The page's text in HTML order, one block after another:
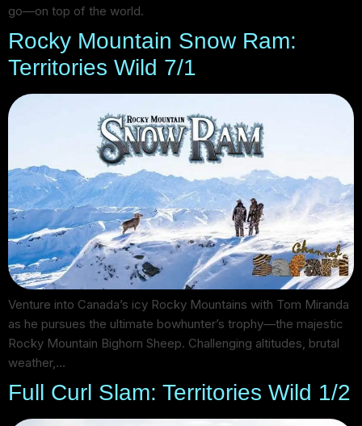
go—on top of the world.
Rocky Mountain Snow Ram:
Territories Wild 7/1
Venture into Canada’s icy Rocky Mountains with Tom Miranda
as he pursues the ultimate bowhunter’s trophy—the majestic
Rocky Mountain Bighorn Sheep. Challenging altitudes, brutal
weather,…
Full Curl Slam: Territories Wild 1/2